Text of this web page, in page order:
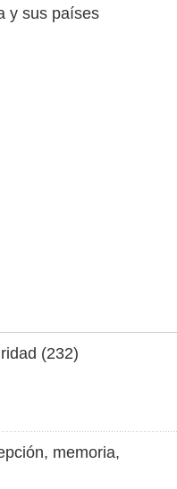
y sus países
(232)
memoria,